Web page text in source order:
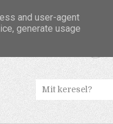
and user-agent
generate usage